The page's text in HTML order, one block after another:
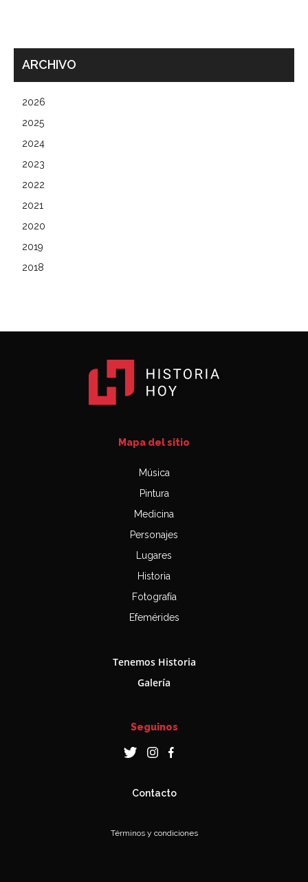
ARCHIVO
2026
2025
2024
2023
2022
2021
2020
2019
2018
Mapa del sitio
Música
Pintura
Medicina
Personajes
Lugares
Historia
Fotografía
Efemérides
Tenemos Historia
Galería
Seguinos
Contacto
Términos y condiciones